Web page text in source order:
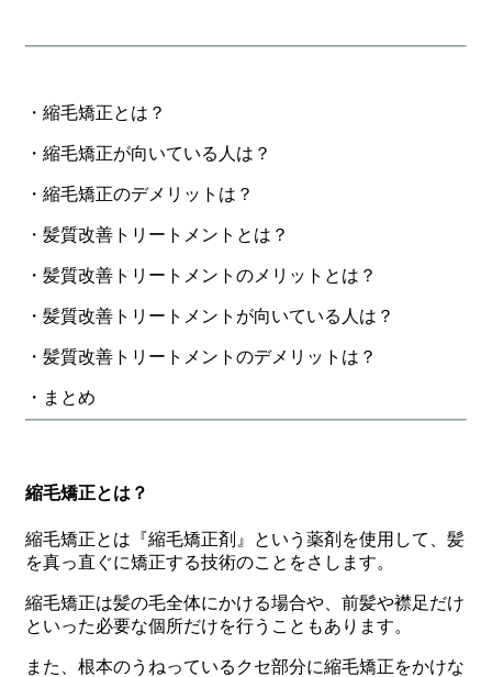
・縮毛矯正とは？
・縮毛矯正が向いている人は？
・縮毛矯正のデメリットは？
・髪質改善トリートメントとは？
・髪質改善トリートメントのメリットとは？
・髪質改善トリートメントが向いている人は？
・髪質改善トリートメントのデメリットは？
・まとめ
縮毛矯正とは？
縮毛矯正とは『縮毛矯正剤』という薬剤を使用して、髪
を真っ直ぐに矯正する技術のことをさします。
縮毛矯正は髪の毛全体にかける場合や、前髪や襟足だけ
といった必要な個所だけを行うこともあります。
また、根本のうねっているクセ部分に縮毛矯正をかけな